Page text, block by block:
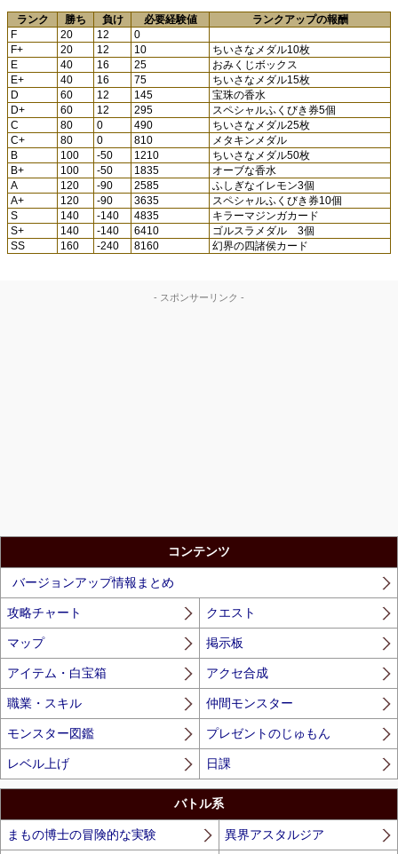
ランク 勝ち 負け 必要経験値
ランクアップの報酬
F
20 12
0
F+
20 12 10
ちいさなメダル10枚
E
40 16 25
おみくじボックス
E+
40 16 75
ちいさなメダル15枚
D
60 12 145
宝珠の香水
D+
60 12 295
スペシャルふくびき券5個
C
80 0 490
ちいさなメダル25枚
C+
80 0 810
メタキンメダル
B
100 -50 1210
ちいさなメダル50枚
B+
100 -50 1835
オーブな香水
A
120 -90 2585
ふしぎなイレモン3個
A+
120 -90 3635
スペシャルふくびき券10個
S
140 -140 4835
キラーマジンガカード
S+
140 -140 6410
ゴルスラメダル 3個
SS
160 -240 8160 幻界の四諸侯カード
- スポンサーリンク -
コンテンツ
バージョンアップ情報まとめ
攻略チャート クエスト
マップ 掲示板
アイテム・白宝箱 アクセ合成
職業・スキル 仲間モンスター
モンスター図鑑 プレゼントのじゅもん
レベル上げ 日課
バトル系
まもの博士の冒険的な実験 異界アスタルジア